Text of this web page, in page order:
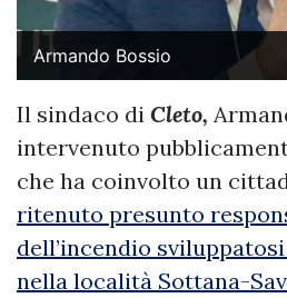
Armando Bossio
Il sindaco di Cleto,
intervenuto
che ha coinvolto un
ritenuto presunto
dell’incendio
nella località Sottana-